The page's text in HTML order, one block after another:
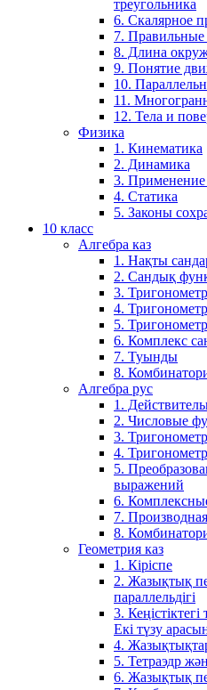
треугольника
6. Скалярное
7. Правильные
8. Длина
9. Понятие
10.
11.
12. Тела и
Физика
1. Кинематика
2. Динамика
3. Применение
4. Статика
5. Законы
10 класс
Алгебра каз
1. Нақты
2. Сандық
3.
4.
5.
6. Комплекс
7. Туынды
8.
Алгебра рус
1.
2. Числовые
3.
4.
5.
выражений
6.
7. Производная
8.
Геометрия каз
1. Кіріспе
2. Жазықтық
параллельдігі
3.
Екі түзу
4.
5. Тетраэдр
6. Жазықтық